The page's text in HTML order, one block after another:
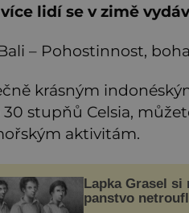
lidí se v zimě
– Pohostinnost,
krásným
30 stupňů Celsia,
aktivitám.
Lapka Grasel si
panstvo